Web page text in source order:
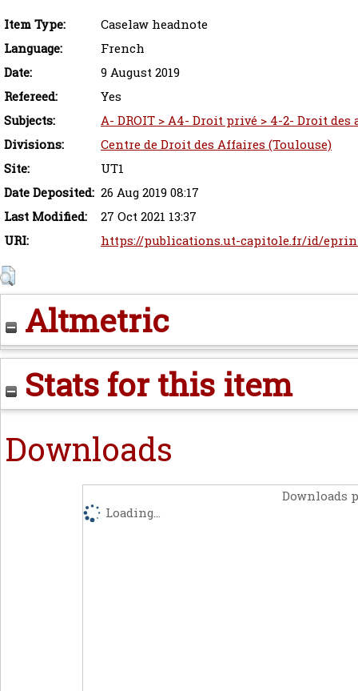
Item Type:
Caselaw headnote
Language:
French
Date:
9 August 2019
Refereed:
Yes
Subjects:
A- DROIT > A4- Droit privé > 4-2- Droit
Divisions:
Centre de Droit des Affaires (Toulouse)
Site:
UT1
Date Deposited: 26 Aug 2019 08:17
Last Modified:
27 Oct 2021 13:37
URI:
https://publications.ut-capitole.fr/id/
Altmetric
Stats for this item
Downloads
Downloads
Loading...